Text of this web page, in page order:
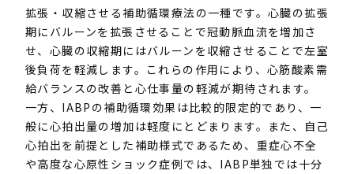
拡張・収縮させる補助循環療法の一種です。心臓の拡張
期にバルーンを拡張させることで冠動脈血流を増加さ
せ、心臓の収縮期にはバルーンを収縮させることで左室
後負荷を軽減します。これらの作用により、心筋酸素需
給バランスの改善と心仕事量の軽減が期待されます。
一方、 IABP の補助循環効果は比較的限定的であり、一
般に心拍出量の増加は軽度にとどまります。また、自己
心拍出を前提とした補助様式であるため、重症心不全
や高度な心原性ショック症例では、 IABP単独では十分